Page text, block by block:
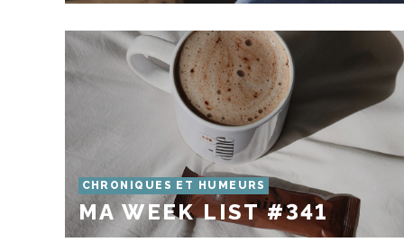
CHRONIQUES ET HUMEURS
MA WEEK LIST #341